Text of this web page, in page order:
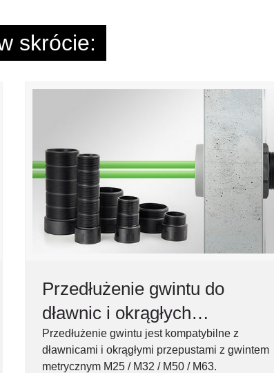
skrócie:
Przedłużenie gwintu do
dławnic i okrągłych
przepustów, M25 / M32 / M50 /
M63
Przedłużenie gwintu jest kompatybilne z
dławnicami i okrągłymi przepustami z gwintem
metrycznym M25 / M32 / M50 / M63.